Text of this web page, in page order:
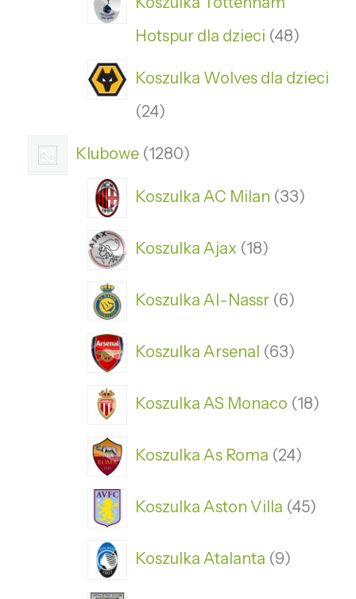
Hotspur dla dzieci 48
Koszulka Wolves dla dzieci
24
Klubowe 1280
Koszulka AC Milan 33
Koszulka Ajax 18
Koszulka Al-Nassr 6
Koszulka Arsenal 63
Koszulka AS Monaco 18
Koszulka As Roma 24
Koszulka Aston Villa 45
Koszulka Atalanta 9